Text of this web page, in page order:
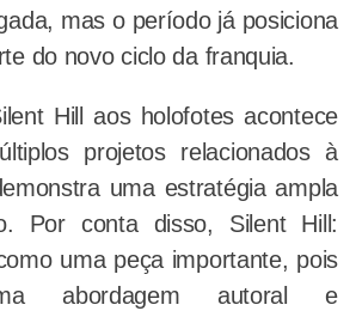
mas o período já posiciona
do novo ciclo da franquia.
Hill aos holofotes acontece
projetos relacionados à
uma estratégia ampla
Por conta disso, Silent Hill:
uma peça importante, pois
abordagem autoral e